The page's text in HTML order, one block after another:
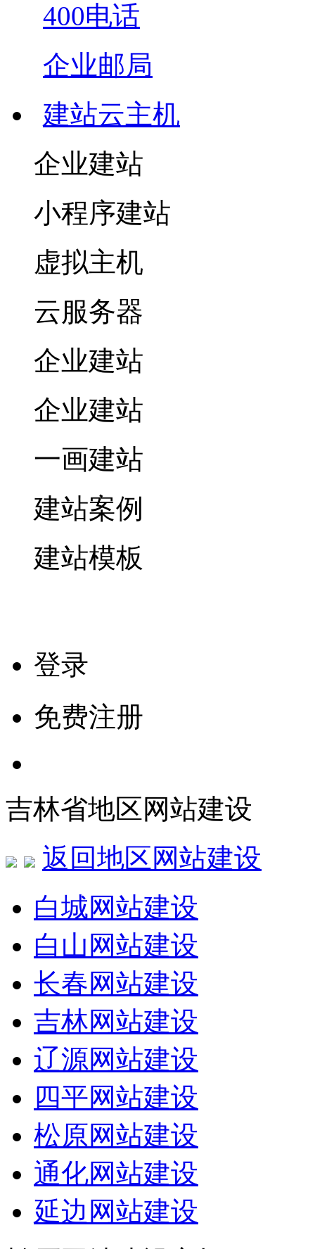
400电话
企业邮局
建站云主机
企业建站
小程序建站
虚拟主机
云服务器
企业建站
企业建站
一画建站
建站案例
建站模板
登录
免费注册
吉林省地区网站建设
返回地区网站建设
白城网站建设
白山网站建设
长春网站建设
吉林网站建设
辽源网站建设
四平网站建设
松原网站建设
通化网站建设
延边网站建设